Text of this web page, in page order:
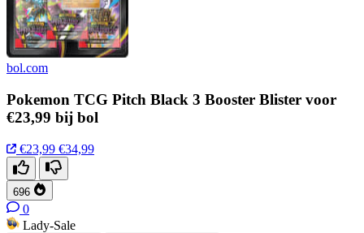
bol.com
Pokemon TCG Pitch Black 3 Booster Blister voor
€23,99 bij bol
€23,99 €34,99
696
0
Lady-Sale